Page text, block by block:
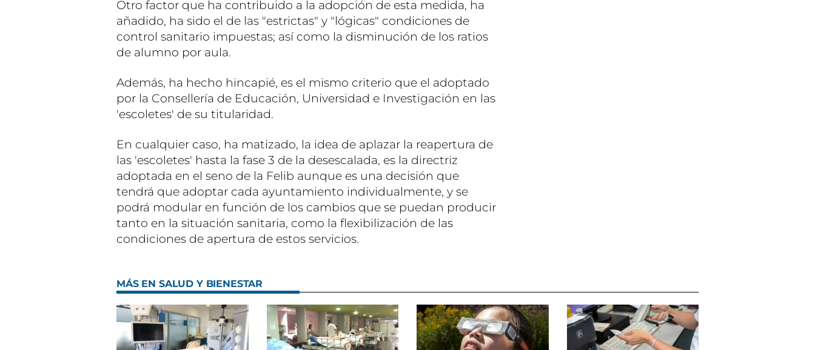
Otro factor que ha contribuido a la adopción de esta medida, ha
añadido, ha sido el de las "estrictas" y "lógicas" condiciones de
control sanitario impuestas; así como la disminución de los ratios
de alumno por aula.
Además, ha hecho hincapié, es el mismo criterio que el adoptado
por la Consellería de Educación, Universidad e Investigación en las
'escoletes' de su titularidad.
En cualquier caso, ha matizado, la idea de aplazar la reapertura de
las 'escoletes' hasta la fase 3 de la desescalada, es la directriz
adoptada en el seno de la Felib aunque es una decisión que
tendrá que adoptar cada ayuntamiento individualmente, y se
podrá modular en función de los cambios que se puedan producir
tanto en la situación sanitaria, como la flexibilización de las
condiciones de apertura de estos servicios.
MÁS EN SALUD Y BIENESTAR